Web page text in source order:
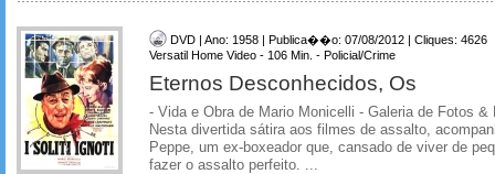
DVD | Ano: 1958 | Publica��o: 07/08/2012 | Cliques: 4626
Versatil Home Video - 106 Min. - Policial/Crime
Eternos Desconhecidos, Os
- Vida e Obra de Mario Monicelli - Galeria de Fotos
Nesta divertida sátira aos filmes de assalto,
Peppe, um ex-boxeador que, cansado de viver de
fazer o assalto perfeito. ...